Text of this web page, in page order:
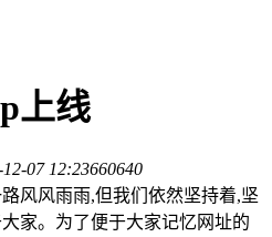
上线
07 12:23660640
风风雨雨,但我们依然坚持着,坚
家。为了便于大家记忆网址的